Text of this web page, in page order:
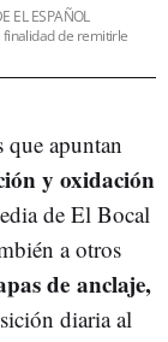
EL ESPAÑOL
finalidad de remitirle
que apuntan
y oxidación
de El Bocal
a otros
de anclaje,
diaria al